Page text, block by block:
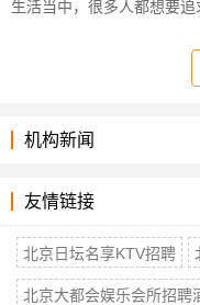
生活当中，很多人都想要追
机构新闻
友情链接
北京日坛名享KTV招聘
北京大都会娱乐会所招聘